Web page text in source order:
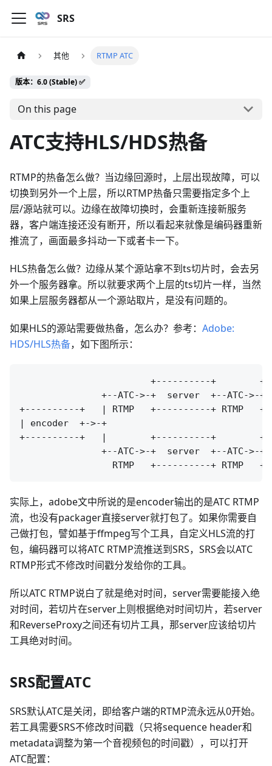
SRS
其他 RTMP ATC
版本：6.0 (Stable) ✅
On this page
ATC支持HLS/HDS热备
RTMP的热备怎么做？当边缘回源时，上层出现故障，可以
切换到另外一个上层，所以RTMP热备只需要指定多个上
层/源站就可以。边缘在故障切换时，会重新连接新服务
器，客户端连接还没有断开，所以看起来就像是编码器重新
推流了，画面最多抖动一下或者卡一下。
HLS热备怎么做？边缘从某个源站拿不到ts切片时，会去另
外一个服务器拿。所以就要求两个上层的ts切片一样，当然
如果上层服务器都从一个源站取片，是没有问题的。
如果HLS的源站需要做热备，怎么办？参考： Adobe:
HDS/HLS热备，如下图所示：
+----------+
+--ATC->-+  server  +--ATC->-+
+----------+   | RTMP   +----------+ RTMP
| encoder  +->-+
+----------+   |        +----------+
+--ATC->-+  server  +--ATC->-+
实际上，adobe文中所说的是encoder输出的是ATC RTMP
流，也没有packager直接server就打包了。如果你需要自
己做打包，譬如基于ffmpeg写个工具，自定义HLS流的打
包，编码器可以将ATC RTMP流推送到SRS，SRS会以ATC
RTMP形式不修改时间戳分发给你的工具。
所以ATC RTMP说白了就是绝对时间，server需要能接入绝
对时间，若切片在server上则根据绝对时间切片，若server
和ReverseProxy之间还有切片工具，那server应该给切片
工具绝对时间。
SRS配置ATC
SRS默认ATC是关闭，即给客户端的RTMP流永远从0开始。
若工具需要SRS不修改时间戳（只将sequence header和
metadata调整为第一个音视频包的时间戳），可以打开
ATC配置：